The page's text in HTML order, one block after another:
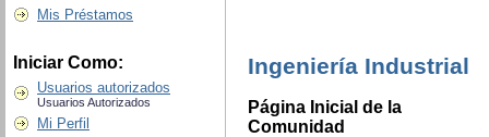
Mis Préstamos
Iniciar Como:
Usuarios autorizados
Usuarios Autorizados
Mi Perfil
Ingeniería Industrial
Página Inicial de la
Comunidad